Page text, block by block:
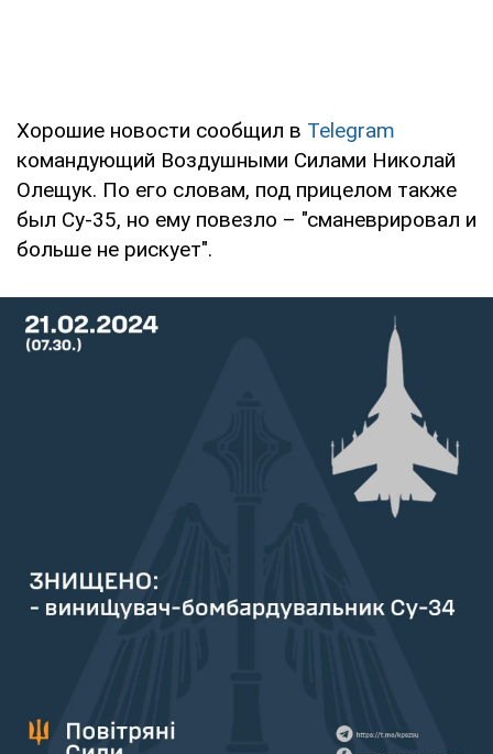
Хорошие новости сообщил в Telegram
командующий Воздушными Силами Николай
Олещук. По его словам, под прицелом также
был Су-35, но ему повезло – "сманеврировал и
больше не рискует".